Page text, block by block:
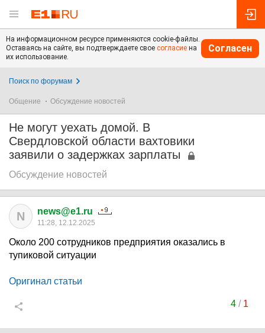
На информационном ресурсе применяются cookie-файлы.
Оставаясь на сайте, вы подтверждаете свое согласие на
их использование.
Согласен
Поиск по форумам
Общение Обсуждение новостей
Не могут уехать домой. В
Свердловской области вахтовики
заявили о задержках зарплаты
Обсуждение новостей
N news@e1.ru
11:28, 12.12.2025
Около 200 сотрудников предприятия оказались в
тупиковой ситуации
Оригинал статьи
4/ 1